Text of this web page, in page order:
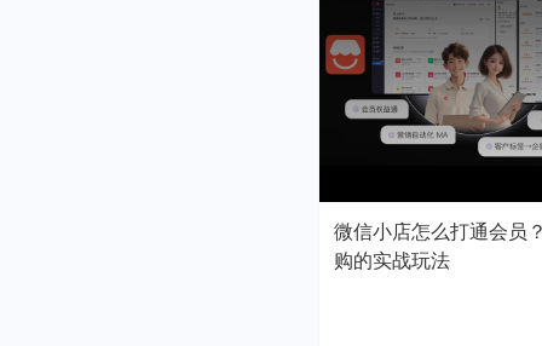
微信小店怎么打通会员
购的实战玩法